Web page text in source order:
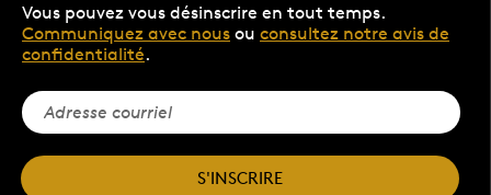
Vous pouvez vous désinscrire en tout temps.
Communiquez avec nous ou consultez notre avis de
confidentialité.
S'INSCRIRE